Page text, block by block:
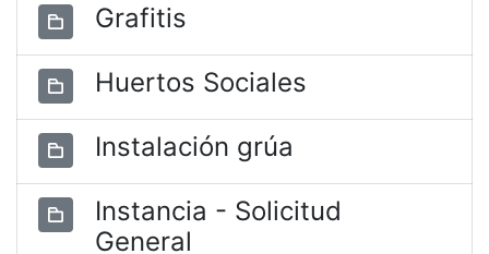
Grafitis
Huertos Sociales
Instalación grúa
Instancia - Solicitud
General